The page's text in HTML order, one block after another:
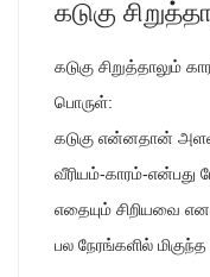
கடுகு
கடுகு சிறுத்தாலும்
பொருள்:
கடுகு என்னதான்
வீரியம்-காரம்-என்பது
எதையும் சிறியவை
பல நேரங்களில்